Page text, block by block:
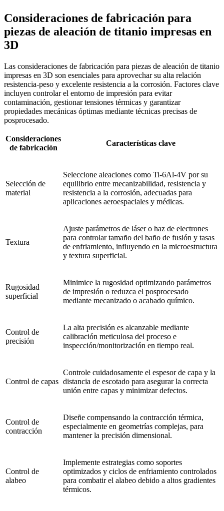
Consideraciones de fabricación para
piezas de aleación de titanio impresas en
3D
Las consideraciones de fabricación para piezas de aleación de titanio
impresas en 3D son esenciales para aprovechar su alta relación
resistencia-peso y excelente resistencia a la corrosión. Factores clave
incluyen controlar el entorno de impresión para evitar
contaminación, gestionar tensiones térmicas y garantizar
propiedades mecánicas óptimas mediante técnicas precisas de
posprocesado.
Consideraciones
de fabricación
Características clave
Selección de
material
Seleccione aleaciones como Ti-6Al-4V por su
equilibrio entre mecanizabilidad, resistencia y
resistencia a la corrosión, adecuadas para
aplicaciones aeroespaciales y médicas.
Textura
Ajuste parámetros de láser o haz de electrones
para controlar tamaño del baño de fusión y tasas
de enfriamiento, influyendo en la microestructura
y textura superficial.
Rugosidad
superficial
Minimice la rugosidad optimizando parámetros
de impresión o reduzca el posprocesado
mediante mecanizado o acabado químico.
Control de
precisión
La alta precisión es alcanzable mediante
calibración meticulosa del proceso e
inspección/monitorización en tiempo real.
Control de capas
Controle cuidadosamente el espesor de capa y la
distancia de escotado para asegurar la correcta
unión entre capas y minimizar defectos.
Control de
contracción
Diseñe compensando la contracción térmica,
especialmente en geometrías complejas, para
mantener la precisión dimensional.
Control de
alabeo
Implemente estrategias como soportes
optimizados y ciclos de enfriamiento controlados
para combatir el alabeo debido a altos gradientes
térmicos.